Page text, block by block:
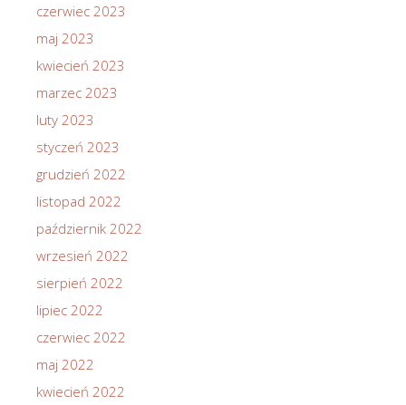
czerwiec 2023
maj 2023
kwiecień 2023
marzec 2023
luty 2023
styczeń 2023
grudzień 2022
listopad 2022
październik 2022
wrzesień 2022
sierpień 2022
lipiec 2022
czerwiec 2022
maj 2022
kwiecień 2022